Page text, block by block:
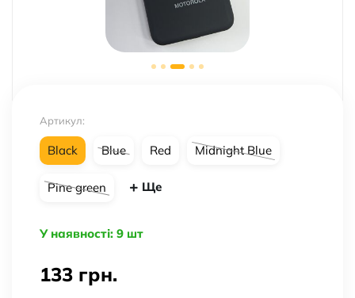
Артикул:
Black Blue Red Midnight Blue
Pine green Ще
У наявності: 9 шт
133 грн.